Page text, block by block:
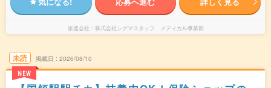
派遣会社 株式会社シグマスタッフ メディカル事業部
未読
NEW
掲載日 2026/08/10